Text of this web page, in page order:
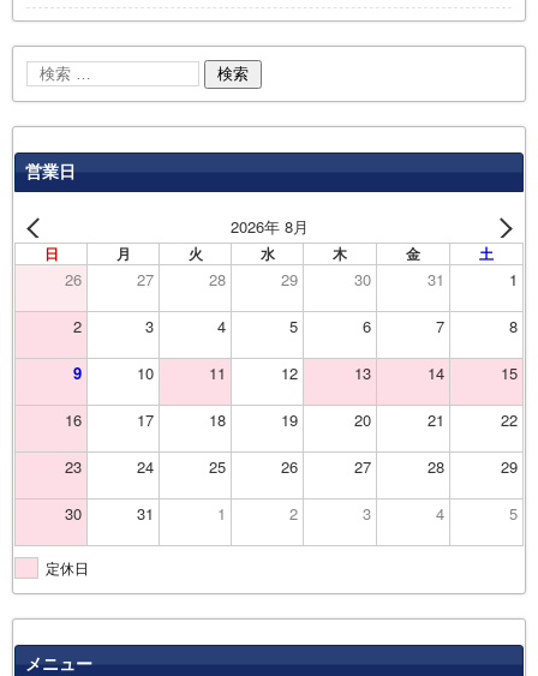
営業日
2026年 8月
日 月 火 水 木 金 土
26 27 28 29 30 31 1
2 3 4 5 6 7 8
9 10 11 12 13 14 15
16 17 18 19 20 21 22
23 24 25 26 27 28 29
30 31 1 2 3 4 5
定休日
メニュー